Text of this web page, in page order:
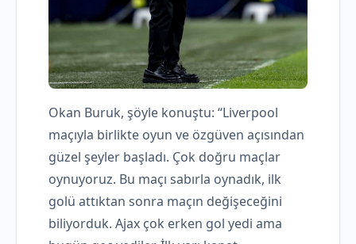
Okan Buruk, şöyle konuştu: “Liverpool
maçıyla birlikte oyun ve özgüven açısından
güzel şeyler başladı. Çok doğru maçlar
oynuyoruz. Bu maçı sabırla oynadık, ilk
golü attıktan sonra maçın değişeceğini
biliyorduk. Ajax çok erken gol yedi ama